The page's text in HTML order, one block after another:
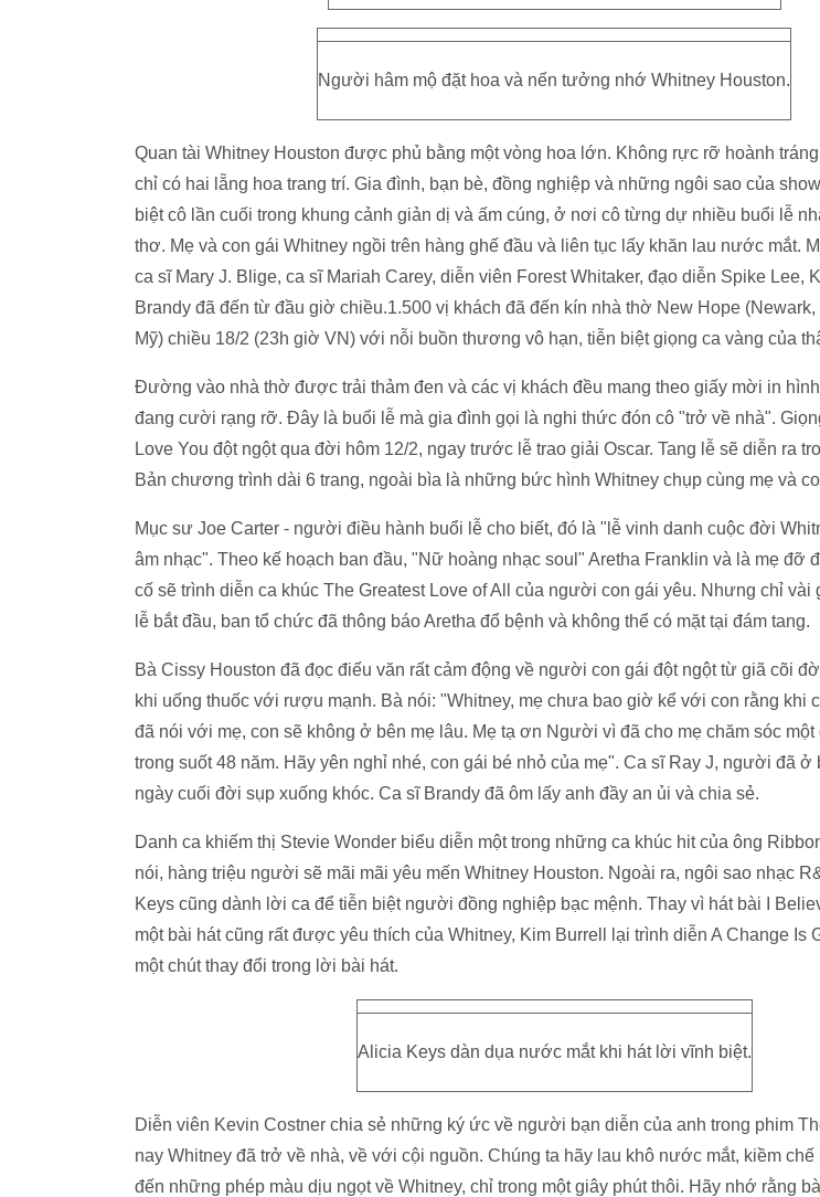
Người hâm mộ đặt hoa và nến tưởng nhớ Whitney Houston.
Quan tài Whitney Houston được phủ bằng một vòng hoa lớn. Không rực rỡ hoành
chỉ có hai lẵng hoa trang trí. Gia đình, bạn bè, đồng nghiệp và những ngôi sao của
biệt cô lần cuối trong khung cảnh giản dị và ấm cúng, ở nơi cô từng dự nhiều buổi lễ
thơ. Mẹ và con gái Whitney ngồi trên hàng ghế đầu và liên tục lấy khăn lau nước mắt.
ca sĩ Mary J. Blige, ca sĩ Mariah Carey, diễn viên Forest Whitaker, đạo diễn Spike Lee,
Brandy đã đến từ đầu giờ chiều.1.500 vị khách đã đến kín nhà thờ New Hope (Newark,
Mỹ) chiều 18/2 (23h giờ VN) với nỗi buồn thương vô hạn, tiễn biệt giọng ca vàng của
Đường vào nhà thờ được trải thảm đen và các vị khách đều mang theo giấy mời in
đang cười rạng rỡ. Đây là buổi lễ mà gia đình gọi là nghi thức đón cô "trở về nhà".
Love You đột ngột qua đời hôm 12/2, ngay trước lễ trao giải Oscar. Tang lễ sẽ diễn ra
Bản chương trình dài 6 trang, ngoài bìa là những bức hình Whitney chụp cùng mẹ và
Mục sư Joe Carter - người điều hành buổi lễ cho biết, đó là "lễ vinh danh cuộc đời
âm nhạc". Theo kế hoạch ban đầu, "Nữ hoàng nhạc soul" Aretha Franklin và là mẹ đỡ
cố sẽ trình diễn ca khúc The Greatest Love of All của người con gái yêu. Nhưng chỉ
lễ bắt đầu, ban tổ chức đã thông báo Aretha đổ bệnh và không thể có mặt tại đám tang.
Bà Cissy Houston đã đọc điếu văn rất cảm động về người con gái đột ngột từ giã cõi
khi uống thuốc với rượu mạnh. Bà nói: "Whitney, mẹ chưa bao giờ kể với con rằng khi
đã nói với mẹ, con sẽ không ở bên mẹ lâu. Mẹ tạ ơn Người vì đã cho mẹ chăm sóc một
trong suốt 48 năm. Hãy yên nghỉ nhé, con gái bé nhỏ của mẹ". Ca sĩ Ray J, người đã ở
ngày cuối đời sụp xuống khóc. Ca sĩ Brandy đã ôm lấy anh đầy an ủi và chia sẻ.
Danh ca khiếm thị Stevie Wonder biểu diễn một trong những ca khúc hit của ông
nói, hàng triệu người sẽ mãi mãi yêu mến Whitney Houston. Ngoài ra, ngôi sao nhạc
Keys cũng dành lời ca để tiễn biệt người đồng nghiệp bạc mệnh. Thay vì hát bài I
một bài hát cũng rất được yêu thích của Whitney, Kim Burrell lại trình diễn A Change Is
một chút thay đổi trong lời bài hát.
Alicia Keys dàn dụa nước mắt khi hát lời vĩnh biệt.
Diễn viên Kevin Costner chia sẻ những ký ức về người bạn diễn của anh trong phim
nay Whitney đã trở về nhà, về với cội nguồn. Chúng ta hãy lau khô nước mắt, kiềm
đến những phép màu dịu ngọt về Whitney, chỉ trong một giây phút thôi. Hãy nhớ rằng